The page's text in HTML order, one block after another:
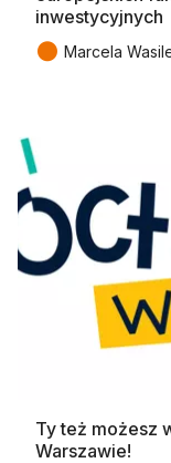
inwestycyjnych
● Marcela
Ty też możesz
Warszawie!